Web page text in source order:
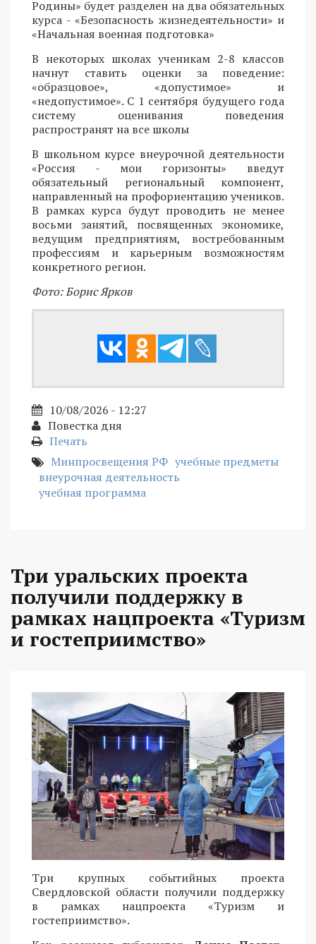
Родины» будет разделен на два обязательных
курса - «Безопасность жизнедеятельности» и
«Начальная военная подготовка»
В некоторых школах ученикам 2-8 классов
начнут ставить оценки за поведение:
«образцовое», «допустимое» и
«недопустимое». С 1 сентября будущего года
систему оценивания поведения
распространят на все школы
В школьном курсе внеурочной деятельности
«Россия - мои горизонты» введут
обязательный региональный компонент,
направленный на профориентацию учеников.
В рамках курса будут проводить не менее
восьми занятий, посвященных экономике,
ведущим предприятиям, востребованным
профессиям и карьерным возможностям
конкретного регион.
Фото: Борис Ярков
10/08/2026 - 12:27
Повестка дня
Печать
Минпросвещения РФ учебные предметы
внеурочная деятельность
учебная программа
Три уральских проекта
получили поддержку в
рамках нацпроекта «Туризм
и гостеприимство»
Три крупных событийных проекта
Свердловской области получили поддержку
в рамках нацпроекта «Туризм и
гостеприимство».